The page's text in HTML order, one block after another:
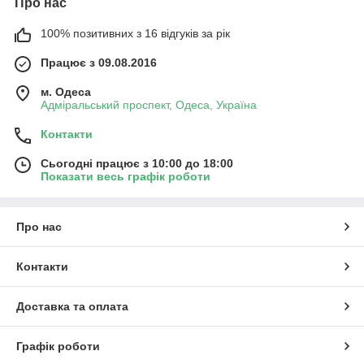
Про нас
100% позитивних з 16 відгуків за рік
Працює з 09.08.2016
м. Одеса
Адміральський проспект, Одеса, Україна
Контакти
Сьогодні працює з 10:00 до 18:00
Показати весь графік роботи
Про нас
Контакти
Доставка та оплата
Графік роботи